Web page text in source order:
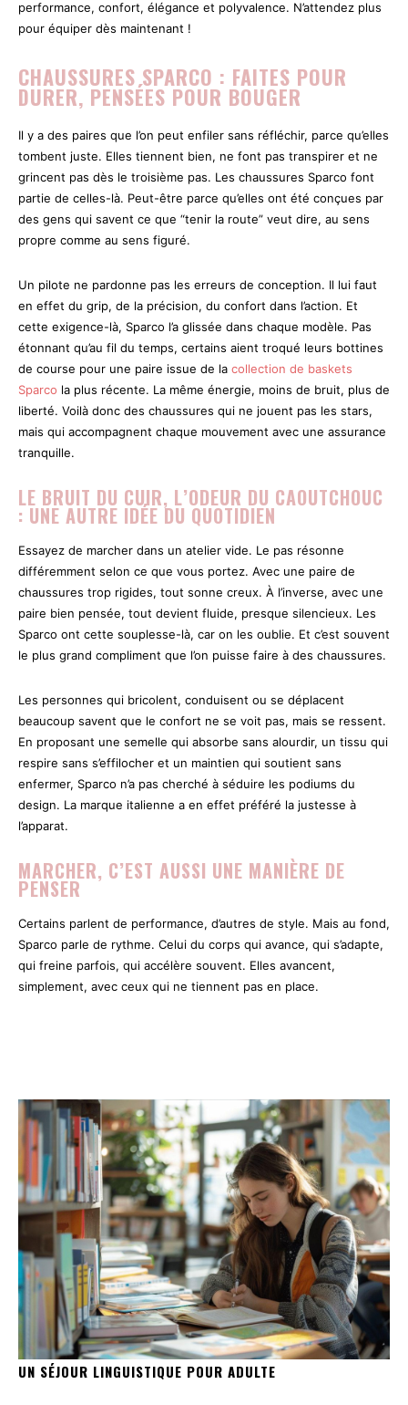
performance, confort, élégance et polyvalence. N’attendez plus
pour équiper dès maintenant !
CHAUSSURES SPARCO : FAITES POUR
DURER, PENSÉES POUR BOUGER
Il y a des paires que l’on peut enfiler sans réfléchir, parce qu’elles
tombent juste. Elles tiennent bien, ne font pas transpirer et ne
grincent pas dès le troisième pas. Les chaussures Sparco font
partie de celles-là. Peut-être parce qu’elles ont été conçues par
des gens qui savent ce que “tenir la route” veut dire, au sens
propre comme au sens figuré.
Un pilote ne pardonne pas les erreurs de conception. Il lui faut
en effet du grip, de la précision, du confort dans l’action. Et
cette exigence-là, Sparco l’a glissée dans chaque modèle. Pas
étonnant qu’au fil du temps, certains aient troqué leurs bottines
de course pour une paire issue de la collection de baskets
Sparco la plus récente. La même énergie, moins de bruit, plus de
liberté. Voilà donc des chaussures qui ne jouent pas les stars,
mais qui accompagnent chaque mouvement avec une assurance
tranquille.
LE BRUIT DU CUIR, L’ODEUR DU CAOUTCHOUC
: UNE AUTRE IDÉE DU QUOTIDIEN
Essayez de marcher dans un atelier vide. Le pas résonne
différemment selon ce que vous portez. Avec une paire de
chaussures trop rigides, tout sonne creux. À l’inverse, avec une
paire bien pensée, tout devient fluide, presque silencieux. Les
Sparco ont cette souplesse-là, car on les oublie. Et c’est souvent
le plus grand compliment que l’on puisse faire à des chaussures.
Les personnes qui bricolent, conduisent ou se déplacent
beaucoup savent que le confort ne se voit pas, mais se ressent.
En proposant une semelle qui absorbe sans alourdir, un tissu qui
respire sans s’effilocher et un maintien qui soutient sans
enfermer, Sparco n’a pas cherché à séduire les podiums du
design. La marque italienne a en effet préféré la justesse à
l’apparat.
MARCHER, C’EST AUSSI UNE MANIÈRE DE
PENSER
Certains parlent de performance, d’autres de style. Mais au fond,
Sparco parle de rythme. Celui du corps qui avance, qui s’adapte,
qui freine parfois, qui accélère souvent. Elles avancent,
simplement, avec ceux qui ne tiennent pas en place.
UN SÉJOUR LINGUISTIQUE POUR ADULTE